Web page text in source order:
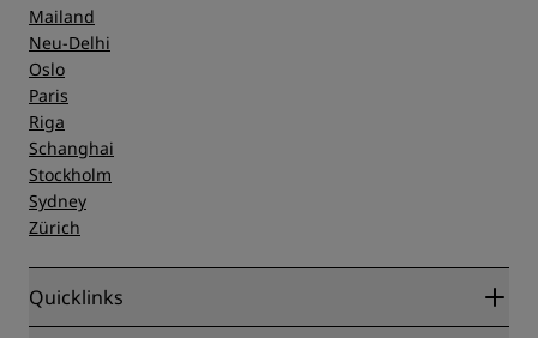
Mailand
Neu-Delhi
Oslo
Paris
Riga
Schanghai
Stockholm
Sydney
Zürich
Quicklinks